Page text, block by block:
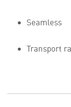
Seamless
Transport